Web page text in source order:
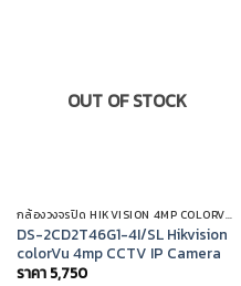
OUT OF STOCK
กล้องวงจรปิด HIKVISION 4MP COLORVU IP CAMERA
DS-2CD2T46G1-4I/SL Hikvision
colorVu 4mp CCTV IP Camera
ราคา 5,750